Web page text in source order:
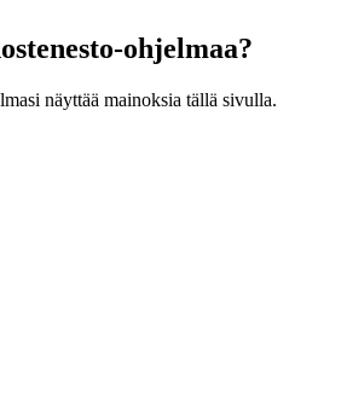
ohjelmaa?
näyttää mainoksia tällä sivulla.